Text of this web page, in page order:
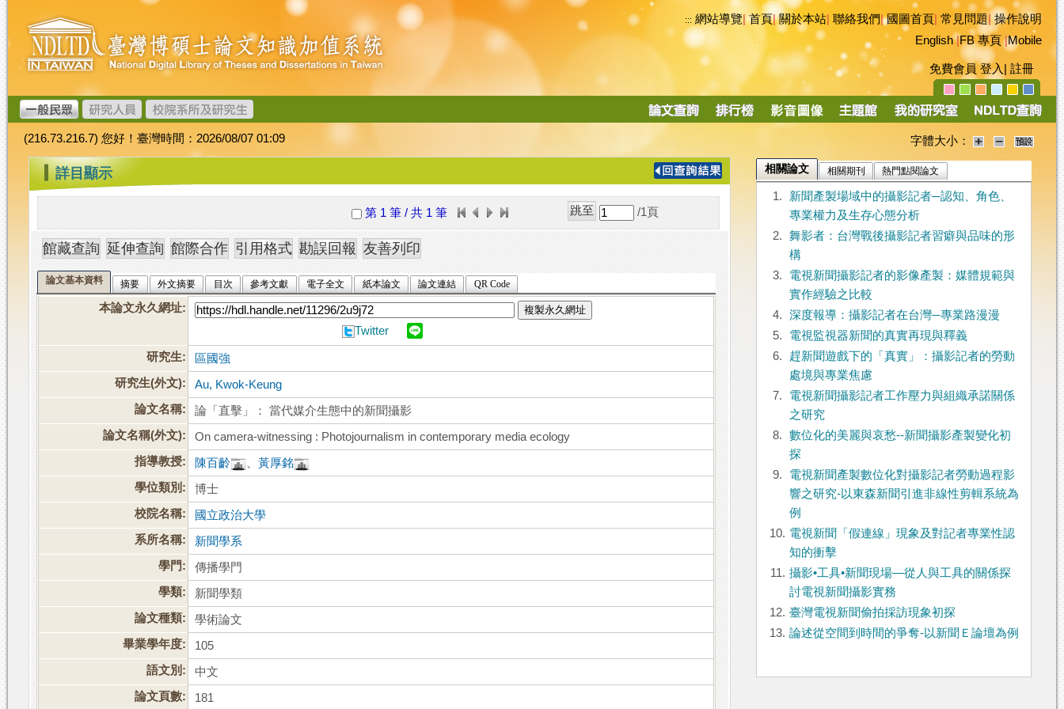
跳
到
主
要
內
容
臺
灣
博
碩
士
論
文
加
值
系
統
::: 網站導覽|首頁|關於本站 聯絡我們|國圖首頁 常見問題|操作說明
English|FB 專頁|Mobile
免費會員 登入 註冊
導
(216.73.216.7) 您好！臺灣時間：2026/08/07 01:09 字體大小：
::: 詳目顯示
第 1 筆 / 共 1 筆 /1 頁
論文基本資料 摘要 外文摘要 目次 參考文獻 電子全文 紙本論文 論文連結 QR Code
本論文永久網址: 複製永久網址
Twitter
研究生:
區國強
研究生(外文):
Au, Kwok-Keung
論文名稱:
論「直擊」： 當代媒介生態中的新聞攝影
論文名稱(外文):
On camera-witnessing : Photojournalism in contemporary media ecology
指導教授:
陳百齡 、黃厚銘
學位類別:
博士
校院名稱:
國立政治大學
系所名稱:
新聞學系
學門:
傳播學門
學類:
新聞學類
論文種類:
學術論文
畢業學年度:
105
語文別:
中文
論文頁數:
181
相關論文 相關期刊 熱門點閱論文
1.
新聞產製場域中的攝影記者─認知、角色、
專業權力及生存心態分析
2.
舞影者：台灣戰後攝影記者習癖與品味的形
構
3.
電視新聞攝影記者的影像產製：媒體規範與
實作經驗之比較
4.
深度報導：攝影記者在台灣─專業路漫漫
5.
電視監視器新聞的真實再現與釋義
6.
趕新聞遊戲下的「真實」：攝影記者的勞動
處境與專業焦慮
7.
電視新聞攝影記者工作壓力與組織承諾關係
之研究
8.
數位化的美麗與哀愁--新聞攝影產製變化初
探
9.
電視新聞產製數位化對攝影記者勞動過程影
響之研究-以東森新聞引進非線性剪輯系統為
例
10. 電視新聞「假連線」現象及對記者專業性認
知的衝擊
11. 攝影•工具•新聞現場—從人與工具的關係探
討電視新聞攝影實務
12. 臺灣電視新聞偷拍採訪現象初探
13. 論述從空間到時間的爭奪-以新聞Ｅ論壇為例